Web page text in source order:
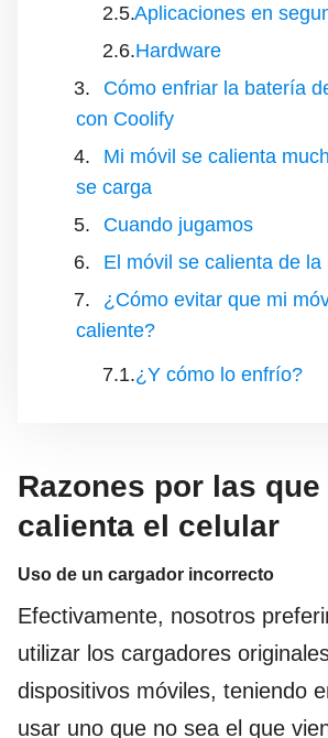
Aplicaciones en
Hardware
Cómo enfriar la batería
con Coolify
Mi móvil se calienta
se carga
Cuando jugamos
El móvil se calienta de la
¿Cómo evitar que mi
caliente?
¿Y cómo lo enfrío?
Razones por las que
calienta el celular
Uso de un cargador incorrecto
Efectivamente, nosotros
utilizar los cargadores
dispositivos móviles, teniendo
usar uno que no sea el que